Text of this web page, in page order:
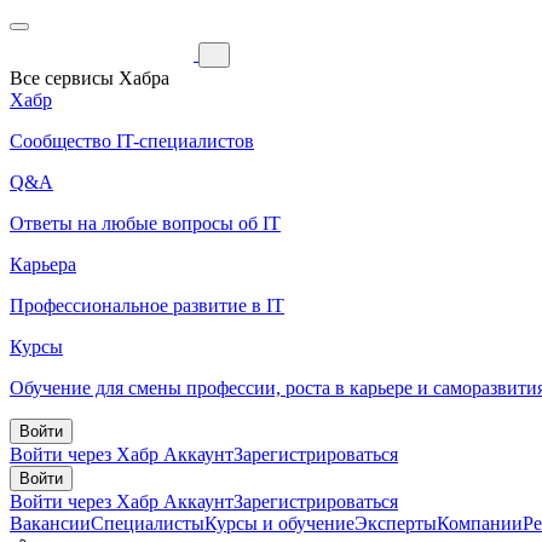
Все сервисы Хабра
Хабр
Сообщество IT-специалистов
Q&A
Ответы на любые вопросы об IT
Карьера
Профессиональное развитие в IT
Курсы
Обучение для смены профессии, роста в карьере и
Войти
Войти через Хабр АккаунтЗарегистрироваться
Войти
Войти через Хабр АккаунтЗарегистрироваться
ВакансииСпециалистыКурсы и обучениеЭкспертыКомпании